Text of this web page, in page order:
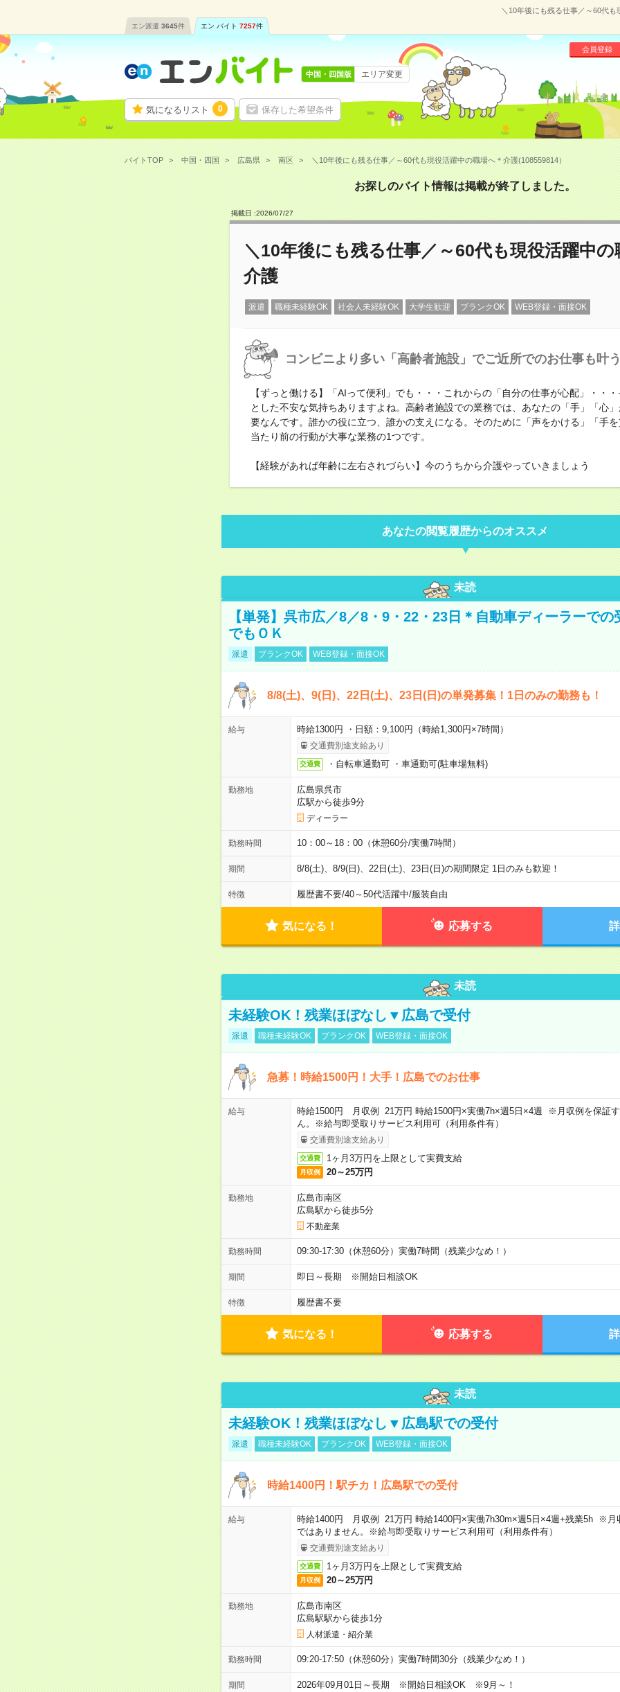
＼10年後にも残る仕事／～60代
エン派遣 3645件 エン バイト 7257件
気になるリスト 0 保存した希望条件
会員登録
中国・四国版 エリア変更
バイトTOP 中国・四国 広島県 南区 ＼10年後にも残る仕事／～60代も現役活躍中の職場へ＊介護(108559814）
お探しのバイト情報は掲載が終了しました。
掲載日 :2026/07/27
＼10年後にも残る仕事／～60代も現役活躍中の
介護
派遣 職種未経験OK 社会人未経験OK 大学生歓迎 ブランクOK WEB登録・面接OK
コンビニより多い「高齢者施設」でご近所でのお仕事も叶
【ずっと働ける】「AIって便利」でも・・・これからの「自分の仕事が心配」・・
とした不安な気持ちありますよね。高齢者施設での業務では、あなたの「手」「心
要なんです。誰かの役に立つ、誰かの支えになる。そのために「声をかける」「手
当たり前の行動が大事な業務の1つです。
【経験があれば年齢に左右されづらい】今のうちから介護やっていきましょう
あなたの閲覧履歴からのオススメ
未読
【単発】呉市広／8／8・9・22・23日＊自動車ディーラーでの
でもＯＫ
派遣 ブランクOK WEB登録・面接OK
8/8(土)、9(日)、22日(土)、23日(日)の単発募集！1日のみの勤務も！
給与 時給1300円 ・日額：9,100円（時給1,300円×7時間）
交通費別途支給あり
交通費 ・自転車通勤可 ・車通勤可(駐車場無料)
勤務地
広島県呉市
広駅から徒歩9分
ディーラー
勤務時間 10：00～18：00（休憩60分/実働7時間）
期間 8/8(土)、8/9(日)、22日(土)、23日(日)の期間限定 1日のみも歓迎！
特徴 履歴書不要/40～50代活躍中/服装自由
気になる！ 応募する
未読
未経験OK！残業ほぼなし▼広島で受付
派遣 職種未経験OK ブランクOK WEB登録・面接OK
急募！時給1500円！大手！広島でのお仕事
給与
時給1500円 月収例 21万円 時給1500円×実働7h×週5日×4週 ※月収例を保証す
ん。※給与即受取りサービス利用可（利用条件有）
交通費別途支給あり
交通費 1ヶ月3万円を上限として実費支給
月収例 20～25万円
勤務地
広島市南区
広島駅から徒歩5分
不動産業
勤務時間 09:30-17:30（休憩60分）実働7時間（残業少なめ！）
期間 即日～長期 ※開始日相談OK
特徴 履歴書不要
気になる！ 応募する
未読
未経験OK！残業ほぼなし▼広島駅での受付
派遣 職種未経験OK ブランクOK WEB登録・面接OK
時給1400円！駅チカ！広島駅での受付
給与
時給1400円 月収例 21万円 時給1400円×実働7h30m×週5日×4週+残業5h ※月
ではありません。※給与即受取りサービス利用可（利用条件有）
交通費別途支給あり
交通費 1ヶ月3万円を上限として実費支給
月収例 20～25万円
勤務地
広島市南区
広島駅駅から徒歩1分
人材派遣・紹介業
勤務時間 09:20-17:50（休憩60分）実働7時間30分（残業少なめ！）
期間 2026年09月01日～長期 ※開始日相談OK ※9月～！